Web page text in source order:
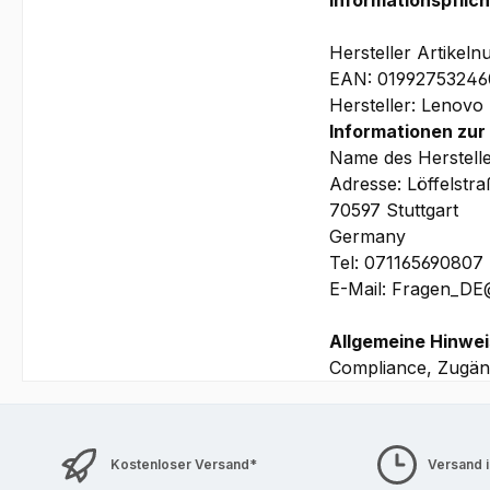
technische
Workstation-
dennoch nicht auf
möchten. Wer sein
individualisierenwill,
Vorteile
Starke mobile
Großes 16-Zoll-
Ideal für lange
Leistungsstark,
Hersteller
EAN:
Hersteller: Lenovo
Informationen
Name des
Adresse:
70597 Stuttgart
Germany
Tel: 071165690807
E-Mail:
Allgemeine
Compliance,
Kostenloser Versand* Versand